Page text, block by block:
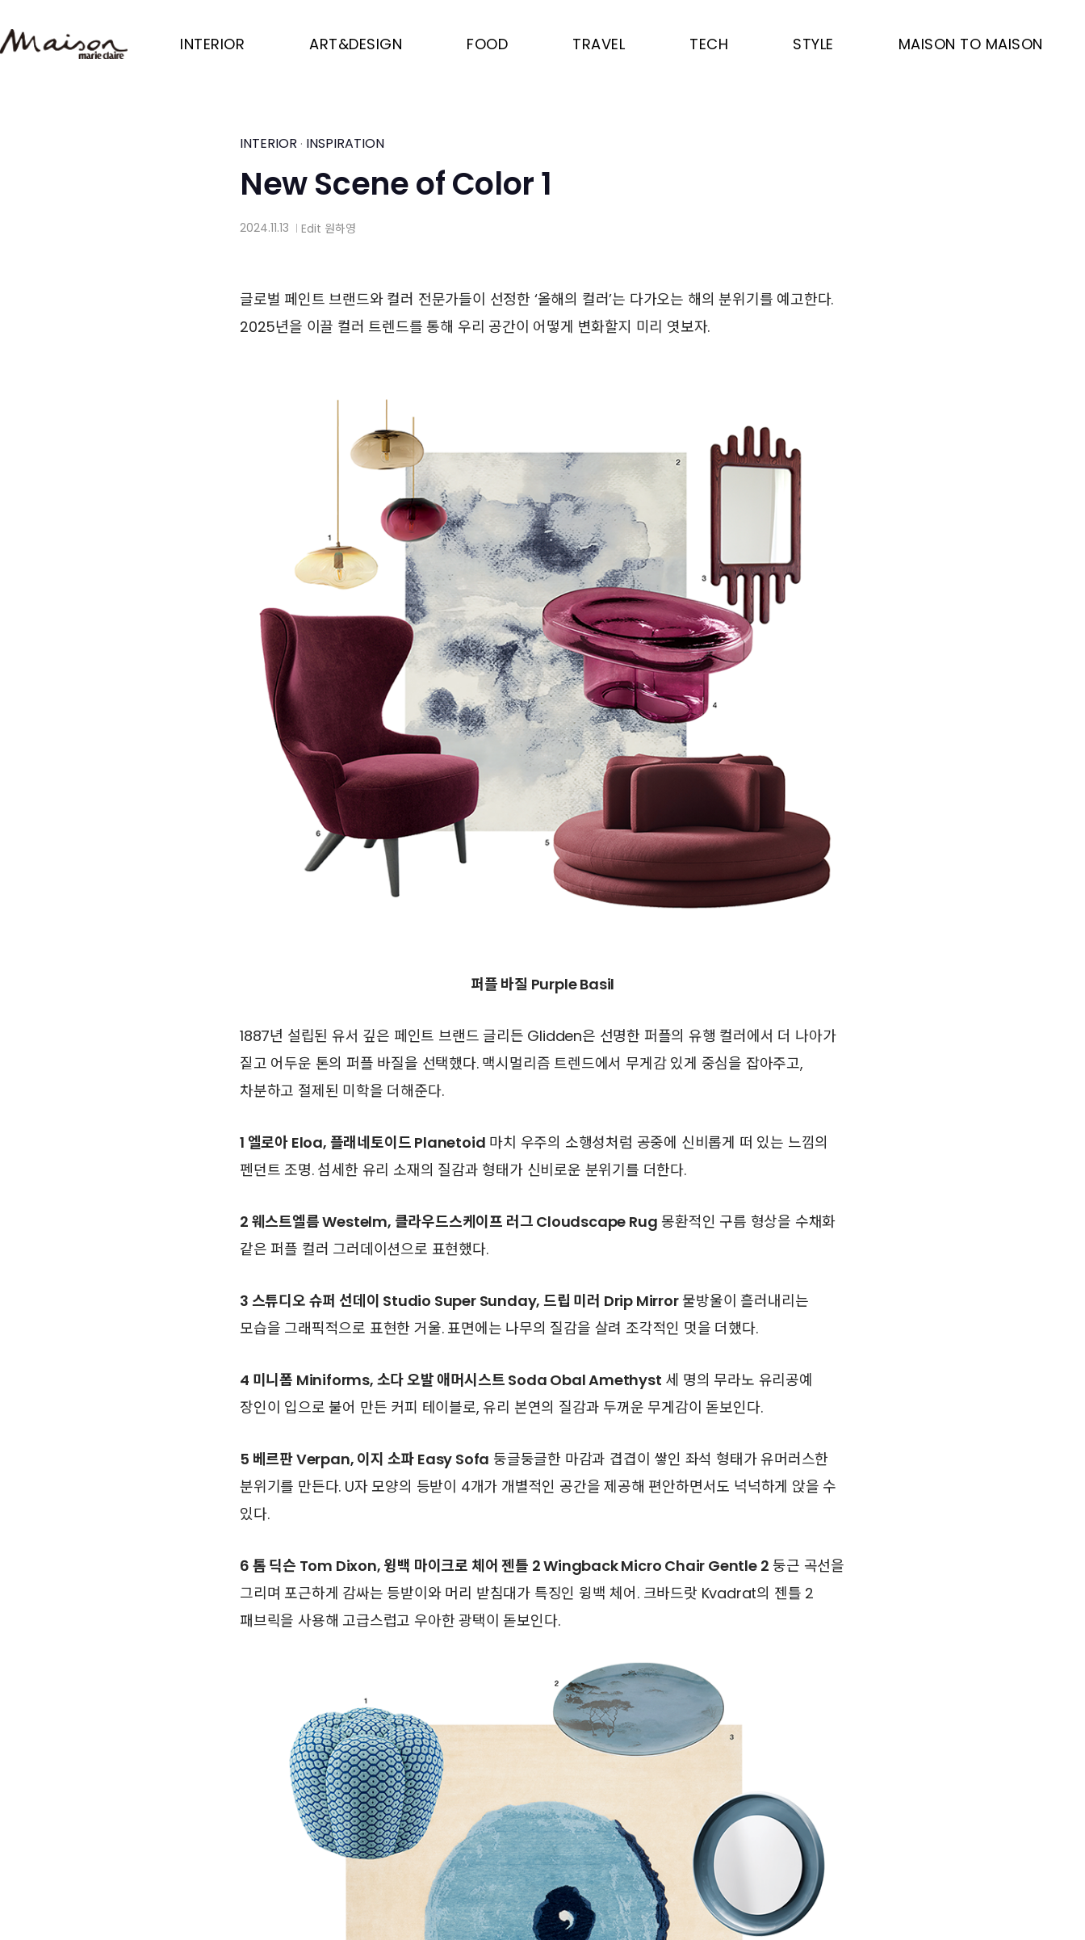
to
main
INTERIOR ART&DESIGN FOOD TRAVEL TECH STYLE MAISON TO MAISON
INTERIOR · INSPIRATION
New Scene of Color 1
2024.11.13 Edit 원하영
글로벌 페인트 브랜드와 컬러 전문가들이 선정한 ‘올해의 컬러’는 다가오는 해의 분위기를 예고한다.
2025년을 이끌 컬러 트렌드를 통해 우리 공간이 어떻게 변화할지 미리 엿보자.
퍼플 바질 Purple Basil
1887년 설립된 유서 깊은 페인트 브랜드 글리든 Glidden은 선명한 퍼플의 유행 컬러에서 더 나아가
짙고 어두운 톤의 퍼플 바질을 선택했다. 맥시멀리즘 트렌드에서 무게감 있게 중심을 잡아주고,
차분하고 절제된 미학을 더해준다.
1 엘로아 Eloa, 플래네토이드 Planetoid 마치 우주의 소행성처럼 공중에 신비롭게 떠 있는 느낌의
펜던트 조명. 섬세한 유리 소재의 질감과 형태가 신비로운 분위기를 더한다.
2 웨스트엘름 Westelm, 클라우드스케이프 러그 Cloudscape Rug 몽환적인 구름 형상을 수채화
같은 퍼플 컬러 그러데이션으로 표현했다.
3 스튜디오 슈퍼 선데이 Studio Super Sunday, 드립 미러 Drip Mirror물방울이 흘러내리는
모습을 그래픽적으로 표현한 거울. 표면에는 나무의 질감을 살려 조각적인 멋을 더했다.
4 미니폼 Miniforms, 소다 오발 애머시스트 Soda Obal Amethyst 세 명의 무라노 유리공예
장인이 입으로 불어 만든 커피 테이블로, 유리 본연의 질감과 두꺼운 무게감이 돋보인다.
5 베르판 Verpan, 이지 소파 Easy Sofa 둥글둥글한 마감과 겹겹이 쌓인 좌석 형태가 유머러스한
분위기를 만든다. U자 모양의 등받이 4개가 개별적인 공간을 제공해 편안하면서도 넉넉하게 앉을 수
있다.
6 톰 딕슨 Tom Dixon, 윙백 마이크로 체어 젠틀 2 Wingback Micro Chair Gentle 2 둥근 곡선을
그리며 포근하게 감싸는 등받이와 머리 받침대가 특징인 윙백 체어. 크바드랏 Kvadrat의 젠틀 2
패브릭을 사용해 고급스럽고 우아한 광택이 돋보인다.